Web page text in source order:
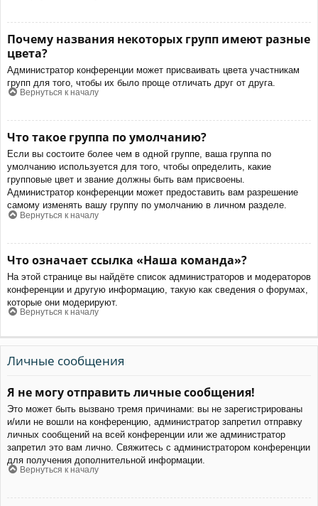
Почему названия некоторых групп имеют разные
цвета?
Администратор конференции может присваивать цвета участникам
групп для того, чтобы их было проще отличать друг от друга.
Вернуться к началу
Что такое группа по умолчанию?
Если вы состоите более чем в одной группе, ваша группа по
умолчанию используется для того, чтобы определить, какие
групповые цвет и звание должны быть вам присвоены.
Администратор конференции может предоставить вам разрешение
самому изменять вашу группу по умолчанию в личном разделе.
Вернуться к началу
Что означает ссылка «Наша команда»?
На этой странице вы найдёте список администраторов и модераторов
конференции и другую информацию, такую как сведения о форумах,
которые они модерируют.
Вернуться к началу
Личные сообщения
Я не могу отправить личные сообщения!
Это может быть вызвано тремя причинами: вы не зарегистрированы
и/или не вошли на конференцию, администратор запретил отправку
личных сообщений на всей конференции или же администратор
запретил это вам лично. Свяжитесь с администратором конференции
для получения дополнительной информации.
Вернуться к началу